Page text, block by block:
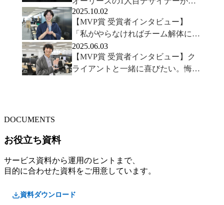
るクリエイティブの可能性
2025.10.02
【MVP賞 受賞者インタビュー】
「私がやらなければチーム解体にな
る」危機感を原動力にチームの仕組
みを変革し続け得た達成感とMVP
2025.06.03
【MVP賞 受賞者インタビュー】ク
ライアントと一緒に喜びたい。悔し
DOCUMENTS
お役立ち資料
サービス資料から運用のヒントまで、
目的に合わせた資料をご用意しています。
資料ダウンロード